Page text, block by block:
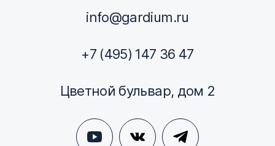
info@gardium.ru
+7 (495) 147 36 47
Цветной бульвар, дом 2